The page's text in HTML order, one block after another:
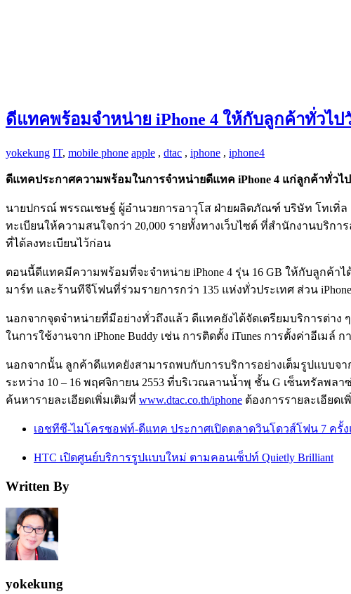
ดีแทคพร้อมจำหน่าย iPhone 4 ให้กับลูกค้าทั่วไ
yokekung IT, mobile phone apple , dtac , iphone , iphone4
ดีแทคประกาศความพร้อมในการจำหน่ายดีแทค iPhone 4 แก่ลูกค้าทั่วไ
นายปกรณ์ พรรณเชษฐ์ ผู้อำนวยการอาวุโส ฝ่ายผลิตภัณฑ์ บริษัท โทเทิ่ล
ทะเบียนให้ความสนใจกว่า 20,000 รายทั้งทางเว็บไซต์ ที่สำนักงานบริ
ที่ได้ลงทะเบียนไว้ก่อน
ตอนนี้ดีแทคมีความพร้อมที่จะจำหน่าย iPhone 4 รุ่น 16 GB ให้กับลูกค้า
มาร์ท และร้านทีจีโฟนที่ร่วมรายการกว่า 135 แห่งทั่วประเทศ ส่วน
นอกจากจุดจำหน่ายที่มีอย่างทั่วถึงแล้ว ดีแทคยังได้จัดเตรียมบริการต่าง
ในการใช้งานจาก iPhone Buddy เช่น การติดตั้ง iTunes การตั้งค่าอี
นอกจากนั้น ลูกค้าดีแทคยังสามารถพบกับการบริการอย่างเต็มรูปแบบจาก
ระหว่าง 10 – 16 พฤศจิกายน 2553 ที่บริเวณลานน้ำพุ ชั้น G เซ็นทรัลพล
ค้นหารายละเอียดเพิ่มเติมที่ www.dtac.co.th/iphone ต้องการรายละเอียดเ
เอชทีซี-ไมโครซอฟท์-ดีแทค ประกาศเปิดตลาดวินโดวส์โฟน 7 ครั้
HTC เปิดศูนย์บริการรูปแบบใหม่ ตามคอนเซ็ปท์ Quietly Brilliant
Written By
yokekung